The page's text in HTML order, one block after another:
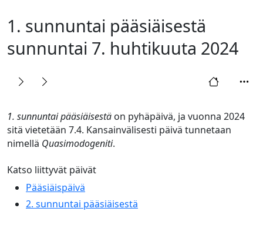
1. sunnuntai pääsiäisestä
sunnuntai 7. huhtikuuta 2024
1. sunnuntai pääsiäisestä on pyhäpäivä, ja vuonna 2024
sitä vietetään 7.4. Kansainvälisesti päivä tunnetaan
nimellä Quasimodogeniti.
Katso liittyvät päivät
Pääsiäispäivä
2. sunnuntai pääsiäisestä